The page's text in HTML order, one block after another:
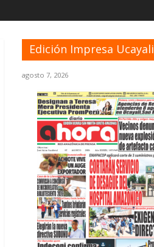
Edición Impresa Ucayali
agosto 7, 2026